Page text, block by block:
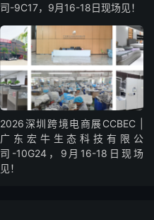
司-9C17，9月16-18日现场见！
2026深圳跨境电商展CCBEC |
广东宏牛生态科技有限公
司-10G24，9月16-18日现场
见！